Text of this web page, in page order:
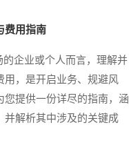
费用指南
企业或个人而言，理解并
，是开启业务、规避风
您提供一份详尽的指南，涵
并解析其中涉及的关键成